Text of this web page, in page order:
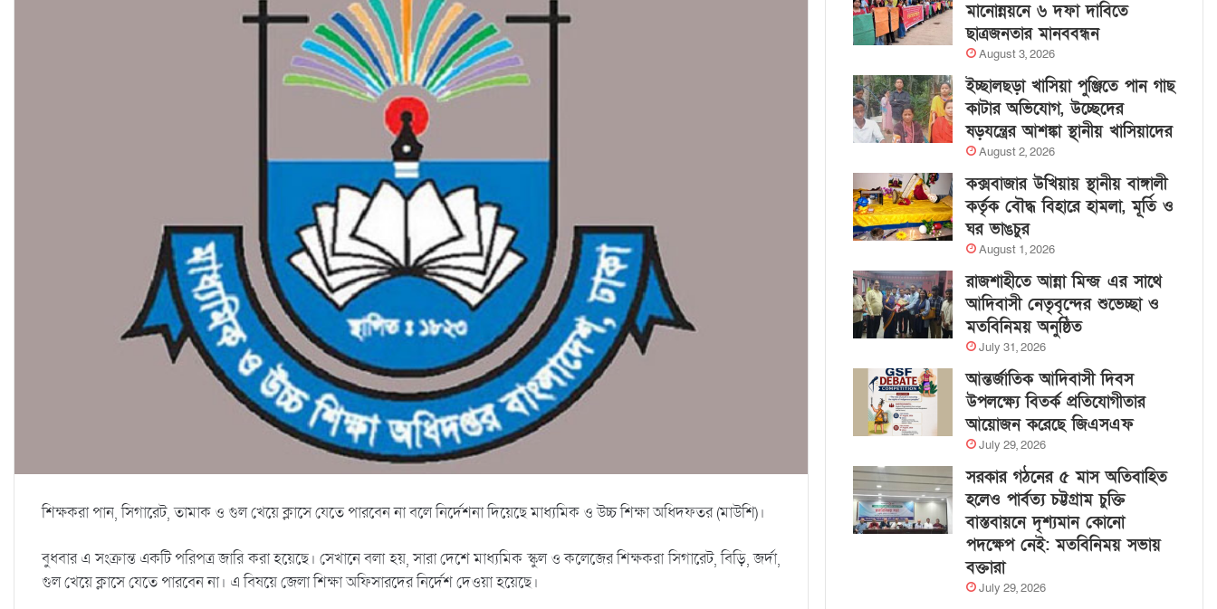
শিক্ষকরা পান, সিগারেট, তামাক ও গুল খেয়ে ক্লাসে যেতে পারবেন না বলে নির্দেশনা দিয়েছে মাধ্যমিক ও উচ্চ শিক্ষা অধিদফতর (মাউশি)।
বুধবার এ সংক্রান্ত একটি পরিপত্র জারি করা হয়েছে। সেখানে বলা হয়, সারা দেশে মাধ্যমিক স্কুল ও কলেজের শিক্ষকরা সিগারেট, বিড়ি, জর্দা,
গুল খেয়ে ক্লাসে যেতে পারবেন না। এ বিষয়ে জেলা শিক্ষা অফিসারদের নির্দেশ দেওয়া হয়েছে।
মানোন্নয়নে ৬ দফা দাবিতে
ছাত্রজনতার মানববন্ধন
August 3, 2026
ইচ্ছালছড়া খাসিয়া পুঞ্জিতে পান গাছ
কাটার অভিযোগ, উচ্ছেদের
ষড়যন্ত্রের আশঙ্কা স্থানীয় খাসিয়াদের
August 2, 2026
কক্সবাজার উখিয়ায় স্থানীয় বাঙ্গালী
কর্তৃক বৌদ্ধ বিহারে হামলা, মূর্তি ও
ঘর ভাঙচুর
August 1, 2026
রাজশাহীতে আন্না মিন্জ এর সাথে
আদিবাসী নেতৃবৃন্দের শুভেচ্ছা ও
মতবিনিময় অনুষ্ঠিত
July 31, 2026
আন্তর্জাতিক আদিবাসী দিবস
উপলক্ষ্যে বিতর্ক প্রতিযোগীতার
আয়োজন করেছে জিএসএফ
July 29, 2026
সরকার গঠনের ৫ মাস অতিবাহিত
হলেও পার্বত্য চট্টগ্রাম চুক্তি
বাস্তবায়নে দৃশ্যমান কোনো
পদক্ষেপ নেই: মতবিনিময় সভায়
বক্তারা
July 29, 2026